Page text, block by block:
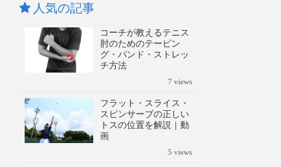
人気の記事
コーチが教えるテニス
肘のためのテーピン
グ・バンド・ストレッ
チ方法
7 views
フラット・スライス・
スピンサーブの正しい
トスの位置を解説｜動
画
5 views